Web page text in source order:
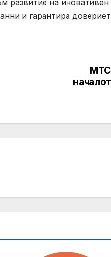
развитие на иновативен
и гарантира